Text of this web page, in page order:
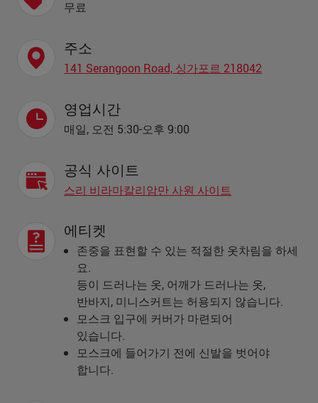
무료
주소
141 Serangoon Road, 싱가포르 218042
영업시간
매일, 오전 5:30-오후 9:00
공식 사이트
스리 비라마칼리암만 사원 사이트
에티켓
존중을 표현할 수 있는 적절한 옷차림을 하세
요.
등이 드러나는 옷, 어깨가 드러나는 옷,
반바지, 미니스커트는 허용되지 않습니다.
모스크 입구에 커버가 마련되어
있습니다.
모스크에 들어가기 전에 신발을 벗어야
합니다.